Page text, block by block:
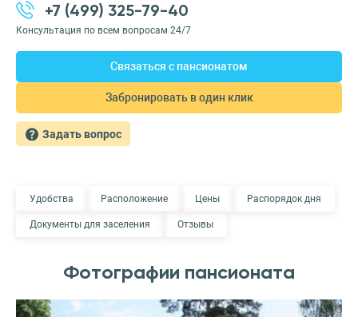
+7 (499) 325-79-40
Консультация по всем вопросам 24/7
Связаться с пансионатом
Забронировать в один клик
Задать вопрос
Удобства Расположение Цены Распорядок дня
Документы для заселения Отзывы
Фотографии пансионата